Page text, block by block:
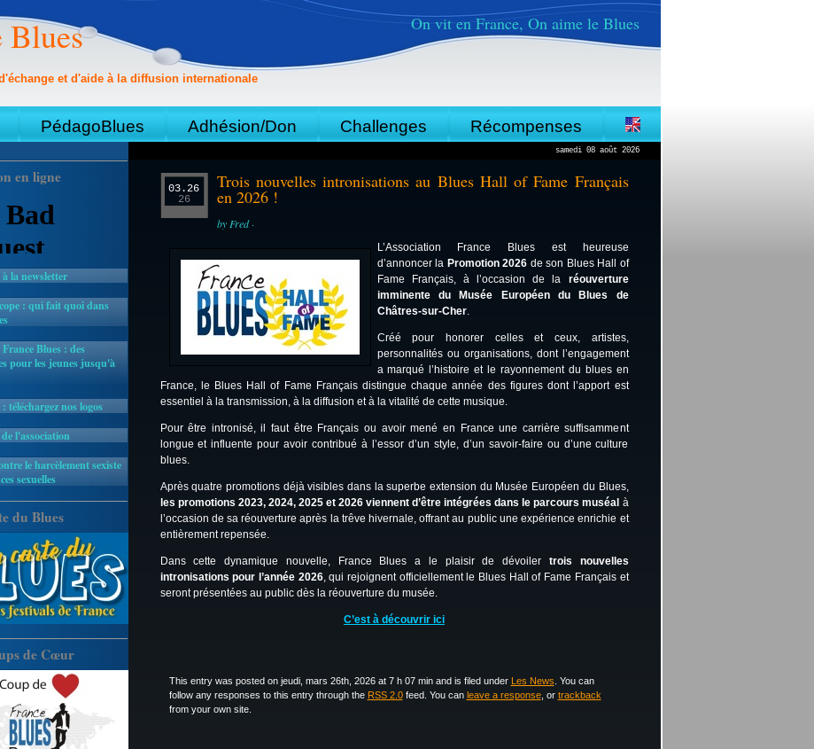
Blues
et d'aide à la diffusion internationale
On vit en France, On aime le Blues
PédagoBlues Adhésion/Don Challenges Récompenses
samedi 08 août 2026
03.26
26
Trois nouvelles intronisations au Blues Hall of Fame Français
en 2026 !
by Fred ·
L’Association France Blues est heureuse
d’annoncer la Promotion 2026 de son Blues Hall of
Fame Français, à l’occasion de la réouverture
imminente du Musée Européen du Blues de
Châtres-sur-Cher.
Créé pour honorer celles et ceux, artistes,
personnalités ou organisations, dont l’engagement
a marqué l’histoire et le rayonnement du blues en
France, le Blues Hall of Fame Français distingue chaque année des figures dont l’apport est
essentiel à la transmission, à la diffusion et à la vitalité de cette musique.
Pour être intronisé, il faut être Français ou avoir mené en France une carrière suffisamment
longue et influente pour avoir contribué à l’essor d’un style, d’un savoir-faire ou d’une culture
blues.
Après quatre promotions déjà visibles dans la superbe extension du Musée Européen du Blues,
les promotions 2023, 2024, 2025 et 2026 viennent d’être intégrées dans le parcours muséal à
l’occasion de sa réouverture après la trêve hivernale, offrant au public une expérience enrichie et
entièrement repensée.
Dans cette dynamique nouvelle, France Blues a le plaisir de dévoiler trois nouvelles
intronisations pour l’année 2026, qui rejoignent officiellement le Blues Hall of Fame Français et
seront présentées au public dès la réouverture du musée.
C’est à découvrir ici
This entry was posted on jeudi, mars 26th, 2026 at 7 h 07 min and is filed under Les News . You can
follow any responses to this entry through the RSS 2.0feed. You can leave a response, or trackback
from your own site.
en ligne
la newsletter
: qui fait quoi dans
Blues : des
pour les jeunes jusqu'à
téléchargez nos logos
l'association
le harcèlement sexiste
sexuelles
du Blues
de Cœur